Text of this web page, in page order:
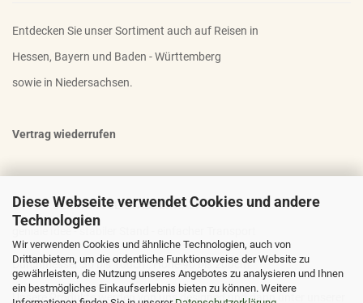
Diese Webseite verwendet Cookies und andere
Technologien
Wir verwenden Cookies und ähnliche Technologien, auch von
Drittanbietern, um die ordentliche Funktionsweise der Website zu
gewährleisten, die Nutzung unseres Angebotes zu analysieren und Ihnen
ein bestmögliches Einkaufserlebnis bieten zu können. Weitere
Entdecken Sie unser Sortiment auch auf Reisen in
Hessen, Bayern und Baden - Württemberg
sowie in Niedersachsen.
Vertrag wiederrufen
OTTO - DER FAMOSE STAUDENHALTER
geniale Idee - stabiler Stand - einfacher Transport
Durchmesser 30 bis 100cm; Höhe 90 bis 200cm
Unsere Produkte werden von uns designed und dann unter unserer